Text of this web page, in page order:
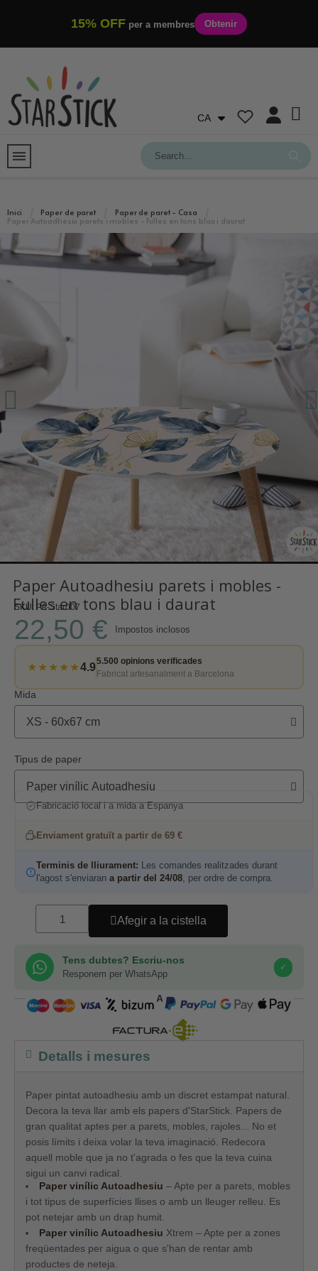
15% OFF per a membres Obtenir
CA
Inici Paper de paret
Paper de paret - Casa
Paper Autoadhesiu parets i mobles - Fulles en tons blau i daurat
Paper Autoadhesiu parets i mobles -
Fulles en tons blau i daurat
SKU PA-Star007
22,50 € Impostos inclosos
★★★★★4.9
5.500 opinions verificades
Fabricat artesanalment a Barcelona
Mida
Tipus de paper
Fabricació local i a mida a Espanya
Enviament gratuït a partir de 69 €
Terminis de lliurament: Les comandes realitzades durant
l'agost s'enviaran a partir del 24/08, per ordre de compra.
Afegir a la cistella
Tens dubtes? Escriu-nos
Responem per WhatsApp
✓
COMPRA SEGURA
Detalls i mesures
Paper pintat autoadhesiu amb un discret estampat natural.
Decora la teva llar amb els papers d'StarStick. Papers de
gran qualitat aptes per a parets, mobles, rajoles... No et
posis límits i deixa volar la teva imaginació. Redecora
aquell moble que ja no t'agrada o fes que la teva cuina
sigui un canvi radical.
Paper vinílic Autoadhesiu – Apte per a parets, mobles
i tot tipus de superfícies llises o amb un lleuger relleu. Es
pot netejar amb un drap humit.
Paper vinílic Autoadhesiu Xtrem – Apte per a zones
freqüentades per aigua o que s'han de rentar amb
productes de neteja.